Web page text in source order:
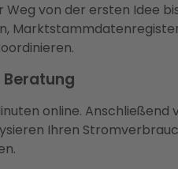
Weg von der ersten
online.
Ihren